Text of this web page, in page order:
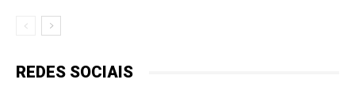
REDES SOCIAIS